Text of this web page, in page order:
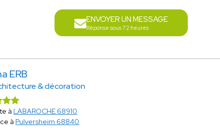
ENVOYER UN MESSAGE
Réponse sous 72 heures
ERB
& décoration
à LABAROCHE 68910
à Pulversheim 68840